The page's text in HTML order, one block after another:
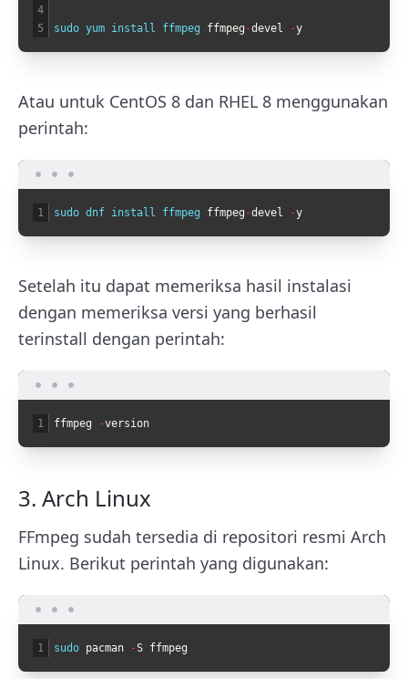
4
5
sudo yum install ffmpeg ffmpeg -devel -y
Atau untuk CentOS 8 dan RHEL 8 menggunakan
perintah:
1 sudo dnf install ffmpeg ffmpeg -devel -y
Setelah itu dapat memeriksa hasil instalasi
dengan memeriksa versi yang berhasil
terinstall dengan perintah:
1 ffmpeg -version
3. Arch Linux
FFmpeg sudah tersedia di repositori resmi Arch
Linux. Berikut perintah yang digunakan:
1 sudo pacman -S ffmpeg